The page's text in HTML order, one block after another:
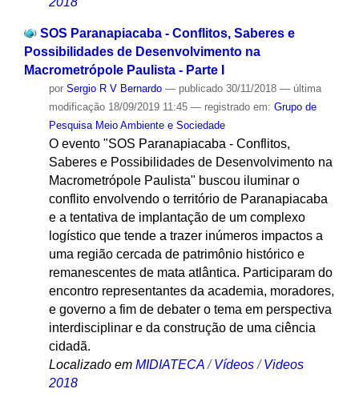
SOS Paranapiacaba - Conflitos, Saberes e
Possibilidades de Desenvolvimento na
Macrometrópole Paulista - Parte I
por Sergio R V Bernardo — publicado30/11/2018 — última
modificação18/09/2019 11:45 — registrado em: Grupo de
Pesquisa Meio Ambiente e Sociedade
O evento "SOS Paranapiacaba - Conflitos,
Saberes e Possibilidades de Desenvolvimento na
Macrometrópole Paulista" buscou iluminar o
conflito envolvendo o território de Paranapiacaba
e a tentativa de implantação de um complexo
logístico que tende a trazer inúmeros impactos a
uma região cercada de patrimônio histórico e
remanescentes de mata atlântica. Participaram do
encontro representantes da academia, moradores,
e governo a fim de debater o tema em perspectiva
interdisciplinar e da construção de uma ciência
cidadã.
Localizado em MIDIATECA /Vídeos /Videos
2018